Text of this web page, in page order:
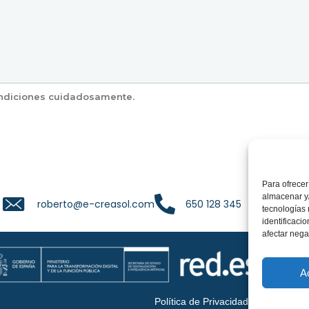
Para
almacenar
tecnologías
afectar
cuidadosamente.
creasol.com
roberto@e-creasol.com650 128 345650 128 345
Política de Privacidad